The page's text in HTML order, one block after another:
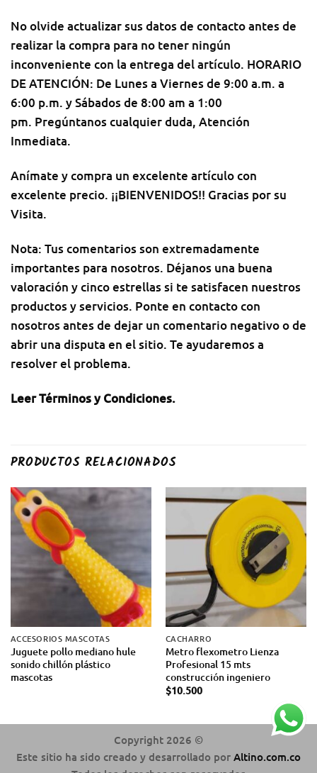
No olvide actualizar sus datos de contacto antes de
realizar la compra para no tener ningún
inconveniente con la entrega del artículo. HORARIO
DE ATENCIÓN: De Lunes a Viernes de 9:00 a.m. a
6:00 p.m. y Sábados de 8:00 am a 1:00
pm. Pregúntanos cualquier duda, Atención
Inmediata.
Anímate y compra un excelente artículo con
excelente precio. ¡¡BIENVENIDOS!! Gracias por su
Visita.
Nota: Tus comentarios son extremadamente
importantes para nosotros. Déjanos una buena
valoración y cinco estrellas si te satisfacen nuestros
productos y servicios. Ponte en contacto con
nosotros antes de dejar un comentario negativo o de
abrir una disputa en el sitio. Te ayudaremos a
resolver el problema.
Leer Términos y Condiciones.
PRODUCTOS RELACIONADOS
ACCESORIOS MASCOTAS
Juguete pollo mediano hule
sonido chillón plástico
mascotas
CACHARRO
Metro flexometro Lienza
Profesional 15 mts
construcción ingeniero
$10.500
Copyright 2026 ©
Este sitio ha sido creado y desarrollado por Altino.com.co